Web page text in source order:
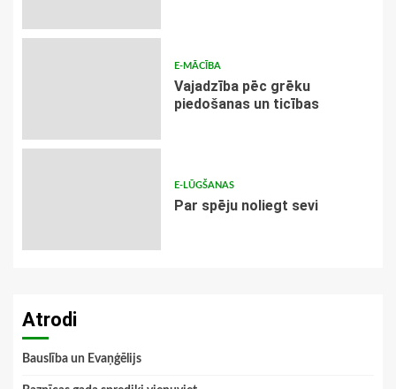
E-MĀCĪBA
Vajadzība pēc grēku
piedošanas un ticības
E-LŪGŠANAS
Par spēju noliegt sevi
Atrodi
Bauslība un Evaņģēlijs